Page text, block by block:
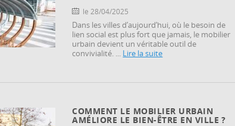
le 28/04/2025
Dans les villes d’aujourd’hui, où le besoin de
lien social est plus fort que jamais, le mobilier
urbain devient un véritable outil de
convivialité. ... Lire la suite
COMMENT LE MOBILIER URBAIN
AMÉLIORE LE BIEN-ÊTRE EN VILLE ?